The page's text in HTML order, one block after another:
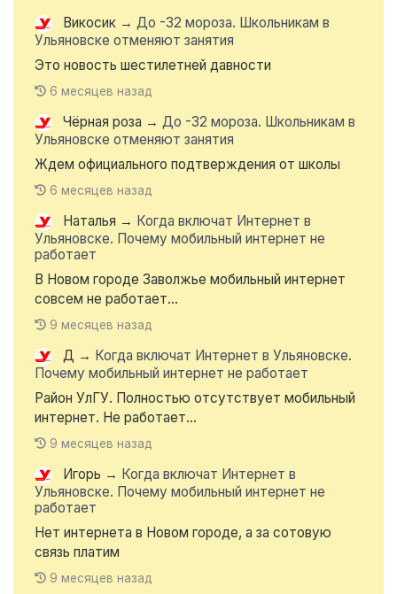
Викосик → До -32 мороза. Школьникам в
Ульяновске отменяют занятия
Это новость шестилетней давности
6 месяцев назад
Чёрная роза → До -32 мороза. Школьникам в
Ульяновске отменяют занятия
Ждем официального подтверждения от школы
6 месяцев назад
Наталья → Когда включат Интернет в
Ульяновске. Почему мобильный интернет не
работает
В Новом городе Заволжье мобильный интернет
совсем не работает...
9 месяцев назад
Д → Когда включат Интернет в Ульяновске.
Почему мобильный интернет не работает
Район УлГУ. Полностью отсутствует мобильный
интернет. Не работает...
9 месяцев назад
Игорь → Когда включат Интернет в
Ульяновске. Почему мобильный интернет не
работает
Нет интернета в Новом городе, а за сотовую
связь платим
9 месяцев назад